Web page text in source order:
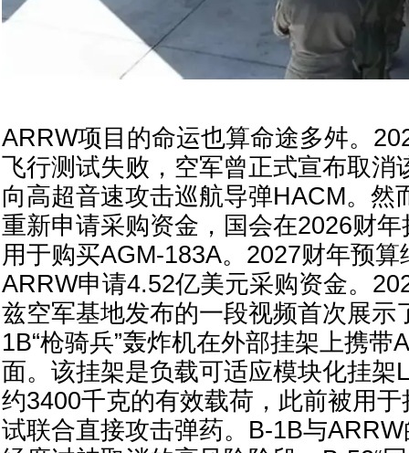
ARRW项目的命运也算命途多舛。
飞行测试失败，空军曾正式宣布取消
向高超音速攻击巡航导弹HACM。然
重新申请采购资金，国会在2026财
用于购买AGM-183A。2027财年预算
ARRW申请4.52亿美元采购资金。
兹空军基地发布的一段视频首次展示
1B“枪骑兵”轰炸机在外部挂架上携带
面。该挂架是负载可适应模块化挂架
约3400千克的有效载荷，此前被用
试联合直接攻击弹药。B-1B与